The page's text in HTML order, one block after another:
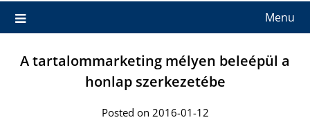
Menu
A tartalommarketing mélyen beleépül a
honlap szerkezetébe
Posted on 2016-01-12